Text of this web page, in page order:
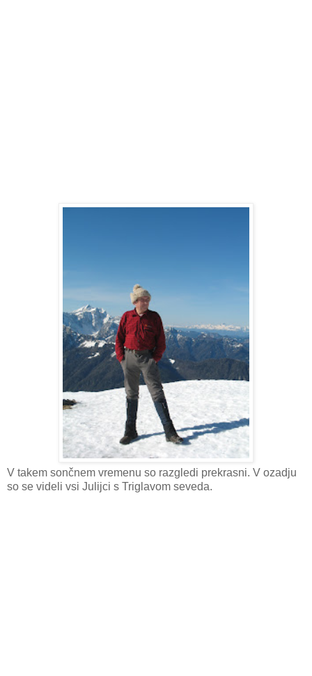
V takem sončnem vremenu so razgledi prekrasni. V ozadju
so se videli vsi Julijci s Triglavom seveda.